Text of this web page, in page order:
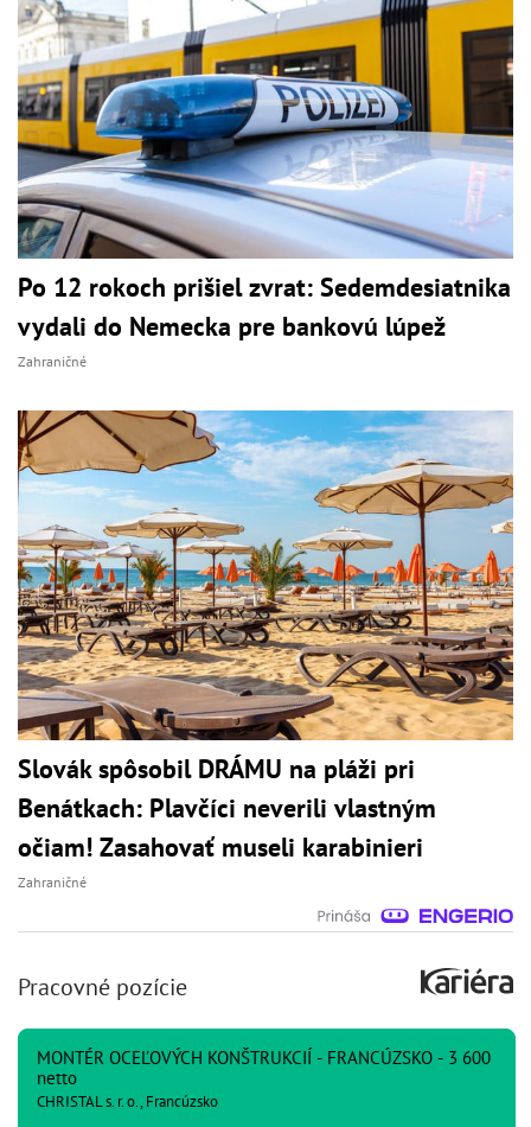
Po 12 rokoch prišiel zvrat: Sedemdesiatnika
vydali do Nemecka pre bankovú lúpež
Zahraničné
Slovák spôsobil DRÁMU na pláži pri
Benátkach: Plavčíci neverili vlastným
očiam! Zasahovať museli karabinieri
Zahraničné
Pracovné pozície
MONTÉR OCEĽOVÝCH KONŠTRUKCIÍ - FRANCÚZSKO - 3 600
netto
CHRISTAL s. r. o., Francúzsko